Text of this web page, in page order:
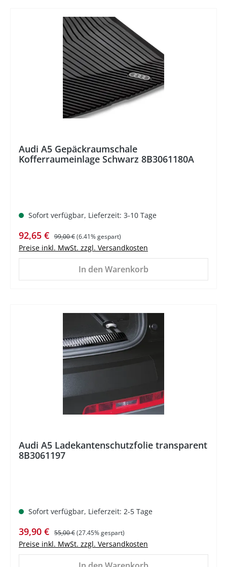
Audi A5 Gepäckraumschale
Kofferraumeinlage Schwarz 8B3061180A
Sofort verfügbar, Lieferzeit: 3-10 Tage
Verkaufspreis:
92,65 € Regulärer Preis:
99,00 €(6.41% gespart)
Preise inkl. MwSt. zzgl. Versandkosten
In den Warenkorb
Audi A5 Ladekantenschutzfolie transparent
8B3061197
Sofort verfügbar, Lieferzeit: 2-5 Tage
Verkaufspreis:
39,90 € Regulärer Preis:
55,00 €(27.45% gespart)
Preise inkl. MwSt. zzgl. Versandkosten